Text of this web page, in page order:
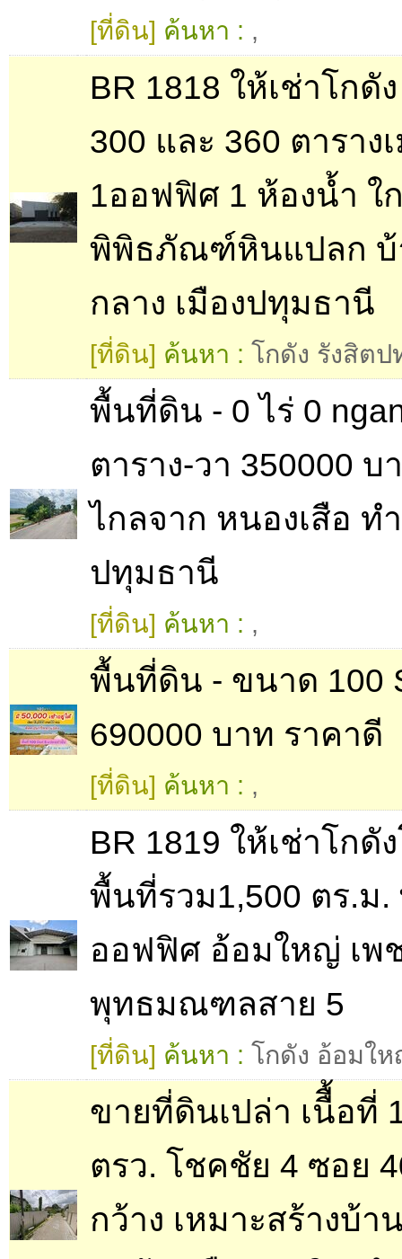
[ที่ดิน] ค้นหา : ,
BR 1818 ให้เช่าโกดั
300 และ 360 ตาราง
1ออฟฟิศ 1 ห้องนํ้า ใ
พิพิธภัณฑ์หินแปลก
กลาง เมืองปทุมธานี
[ที่ดิน] ค้นหา : โกดัง รังสิต
พื้นที่ดิน - 0 ไร่ 0
ตาราง-วา 350000 บ
ไกลจาก หนองเสือ ท
ปทุมธานี
[ที่ดิน] ค้นหา : ,
พื้นที่ดิน - ขนาด 100
690000 บาท ราคาดี
[ที่ดิน] ค้นหา : ,
BR 1819 ให้เช่าโกดั
พื้นที่รวม1,500 ตร.ม.
ออฟฟิศ อ้อมใหญ่ เพ
พุทธมณฑลสาย 5
[ที่ดิน] ค้นหา : โกดัง อ้อมใ
ขายที่ดินเปล่า เนืื้อที่
ตรว. โชคชัย 4 ซอย
กว้าง เหมาะสร้างบ้า